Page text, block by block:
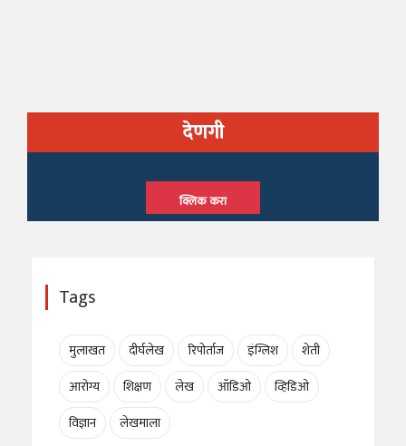
देणगी
क्लिक करा
Tags
मुलाखत दीर्घलेख रिपोर्ताज इंग्लिश
शेती
आरोग्य
शिक्षण लेख ऑडिओ
व्हिडिओ
विज्ञान
लेखमाला